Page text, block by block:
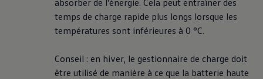
absorber de l'énergie. Cela peut entraîner des
temps de charge rapide plus longs lorsque les
températures sont inférieures à 0 °C.
Conseil : en hiver, le gestionnaire de charge doit
être utilisé de manière à ce que la batterie haute